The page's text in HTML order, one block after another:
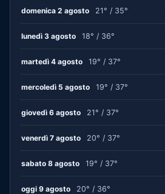
domenica 2 agosto 21° / 35°
lunedì 3 agosto 18° / 36°
martedì 4 agosto 19° / 37°
mercoledì 5 agosto 19° / 37°
giovedì 6 agosto 21° / 37°
venerdì 7 agosto 20° / 37°
sabato 8 agosto 19° / 37°
oggi 9 agosto 20° / 36°